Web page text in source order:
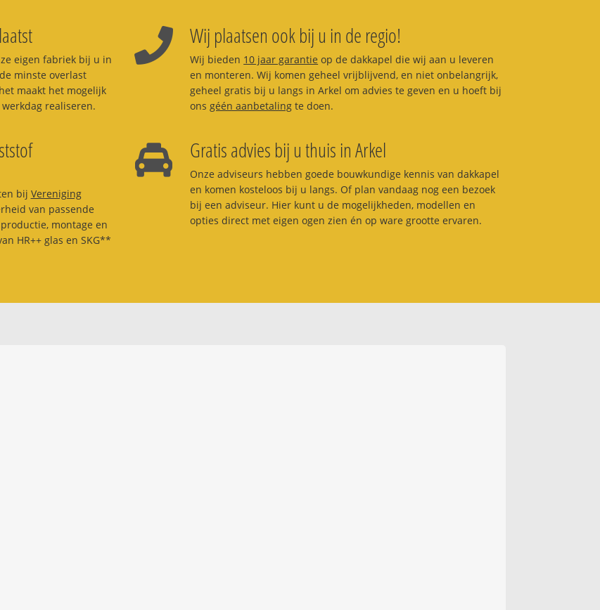
eigen fabriek bij u in
minste overlast
maakt het mogelijk
realiseren.
Wij plaatsen ook bij u in de regio!
Wij bieden 10 jaar garantie op de dakkapel die wij aan u leveren
en monteren. Wij komen geheel vrijblijvend, en niet onbelangrijk,
geheel gratis bij u langs in Arkel om advies te geven en u hoeft bij
ons géén aanbetaling te doen.
bij Vereniging
van passende
montage en
HR++ glas en SKG**
Gratis advies bij u thuis in Arkel
Onze adviseurs hebben goede bouwkundige kennis van dakkapel
en komen kosteloos bij u langs. Of plan vandaag nog een bezoek
bij een adviseur. Hier kunt u de mogelijkheden, modellen en
opties direct met eigen ogen zien én op ware grootte ervaren.